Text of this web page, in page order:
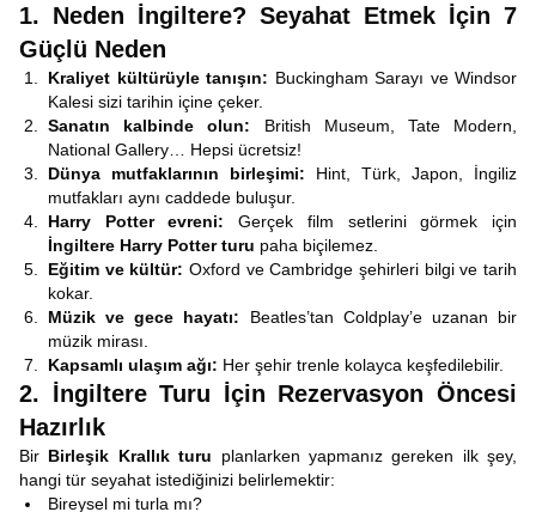
1. Neden İngiltere? Seyahat Etmek İçin 7
Güçlü Neden
Kraliyet kültürüyle tanışın: Buckingham Sarayı ve Windsor
Kalesi sizi tarihin içine çeker.
Sanatın kalbinde olun: British Museum, Tate Modern,
National Gallery… Hepsi ücretsiz!
Dünya mutfaklarının birleşimi: Hint, Türk, Japon, İngiliz
mutfakları aynı caddede buluşur.
Harry Potter evreni: Gerçek film setlerini görmek için
İngiltere Harry Potter turu paha biçilemez.
Eğitim ve kültür: Oxford ve Cambridge şehirleri bilgi ve tarih
kokar.
Müzik ve gece hayatı: Beatles’tan Coldplay’e uzanan bir
müzik mirası.
Kapsamlı ulaşım ağı: Her şehir trenle kolayca keşfedilebilir.
2. İngiltere Turu İçin Rezervasyon Öncesi
Hazırlık
Bir Birleşik Krallık turu planlarken yapmanız gereken ilk şey,
hangi tür seyahat istediğinizi belirlemektir:
Bireysel mi turla mı?